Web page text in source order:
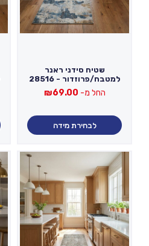
שטיח סידני ראנר
למטבח/פרוזדור - 28516
החל מ- ₪69.00
לבחירת מידה